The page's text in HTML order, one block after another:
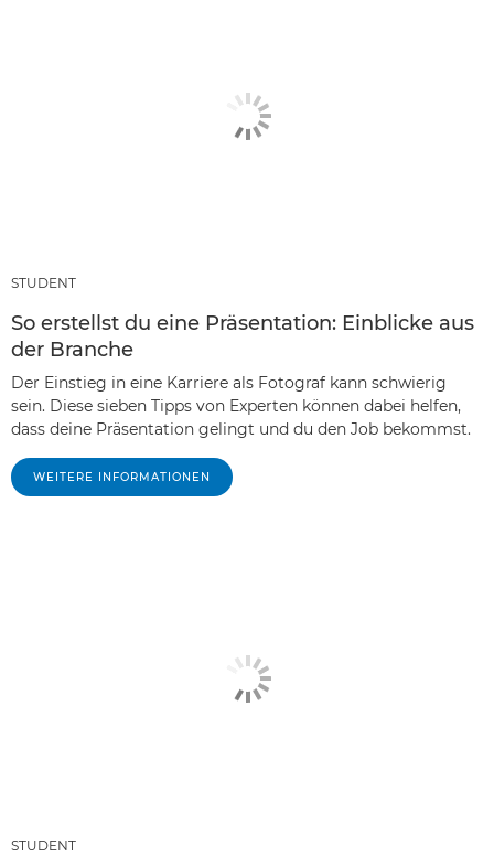
STUDENT
So erstellst du eine Präsentation: Einblicke aus
der Branche
Der Einstieg in eine Karriere als Fotograf kann schwierig
sein. Diese sieben Tipps von Experten können dabei helfen,
dass deine Präsentation gelingt und du den Job bekommst.
WEITERE INFORMATIONEN
STUDENT